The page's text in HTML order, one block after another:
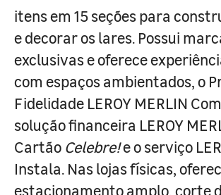
itens em 15 seções para
e decorar os lares. Possui
exclusivas e oferece
com espaços ambientados, o
Fidelidade LEROY MERLIN
solução financeira LEROY
Cartão Celebre!e o serviço
Instala. Nas lojas físicas,
estacionamento amplo, corte